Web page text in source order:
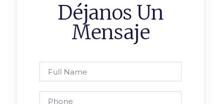
Déjanos Un
Mensaje